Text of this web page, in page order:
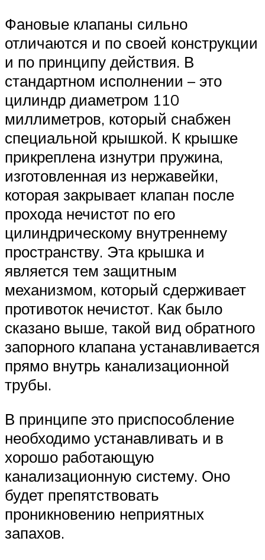
Фановые клапаны сильно
отличаются и по своей конструкции
и по принципу действия. В
стандартном исполнении – это
цилиндр диаметром 110
миллиметров, который снабжен
специальной крышкой. К крышке
прикреплена изнутри пружина,
изготовленная из нержавейки,
которая закрывает клапан после
прохода нечистот по его
цилиндрическому внутреннему
пространству. Эта крышка и
является тем защитным
механизмом, который сдерживает
противоток нечистот. Как было
сказано выше, такой вид обратного
запорного клапана устанавливается
прямо внутрь канализационной
трубы.
В принципе это приспособление
необходимо устанавливать и в
хорошо работающую
канализационную систему. Оно
будет препятствовать
проникновению неприятных
запахов.